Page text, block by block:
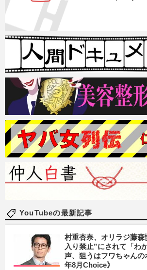
YouTubeの最新記事
村重杏奈、オリラジ藤森
入り禁止”にされて「わ
声、狙うはフワちゃんの
年8月Choice》